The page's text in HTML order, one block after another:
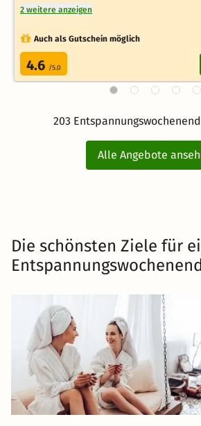
2 weitere anzeigen
Auch als Gutschein möglich
4.6 /5.0
203
Alle Angebote
Die schönsten Ziele für